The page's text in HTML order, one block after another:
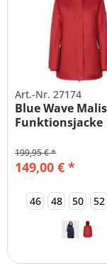
Art.-Nr. 27174
Blue Wave
Funktionsjacke
149,00 € *
199,95 € *
46 48 50 52